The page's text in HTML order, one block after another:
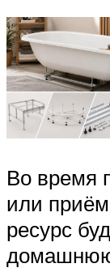
Во время
или
ресурс